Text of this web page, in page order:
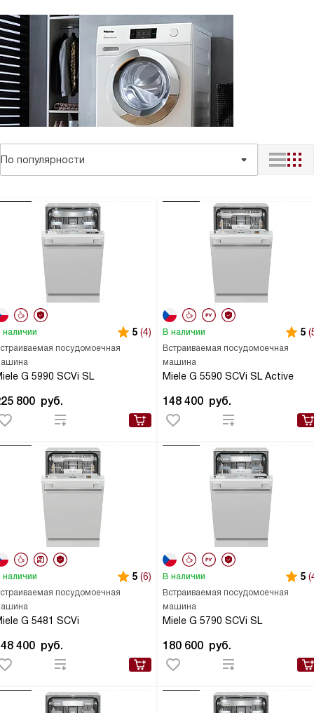
По популярности
посудомоечная
G 5990 SCVi SL
наличии 5 (4)
800 руб.
Встраиваемая посудомоечная
машина
Miele G 5590 SCVi SL Active
В наличии 5
148 400 руб.
посудомоечная
G 5481 SCVi
наличии 5 (6)
400 руб.
Встраиваемая посудомоечная
машина
Miele G 5790 SCVi SL
В наличии 5
180 600 руб.